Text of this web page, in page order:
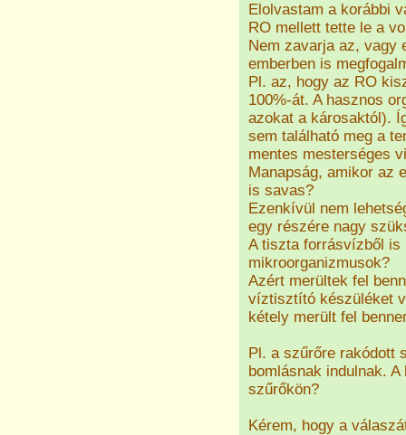
Elolvastam a korábbi
RO mellett tette le a
Nem zavarja az, vagy
emberben is
Pl. az, hogy az RO
100%-át. A hasznos
azokat a károsaktól).
sem található meg a
mentes mesterséges
Manapság, amikor az
is savas?
Ezenkívül nem
egy részére nagy
A tiszta forrásvízből is
mikroorganizmusok?
Azért merültek fel
víztisztító készüléket
kétely merült fel
Pl. a szűrőre rakódott
bomlásnak indulnak.
szűrőkön?
Kérem, hogy a